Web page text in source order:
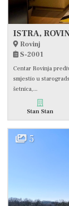
Rovinj
S-2001
Centar Rovinja
smjestio u
šetnica,...
Stan Stan
5